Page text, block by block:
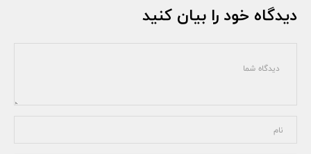
دیدگاه خود را بیان کنید